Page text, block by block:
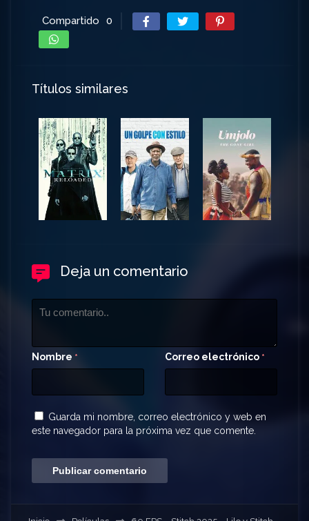
Compartido 0
Títulos similares
Deja un comentario
Nombre * Correo electrónico *
Guarda mi nombre, correo electrónico y web en
este navegador para la próxima vez que comente.